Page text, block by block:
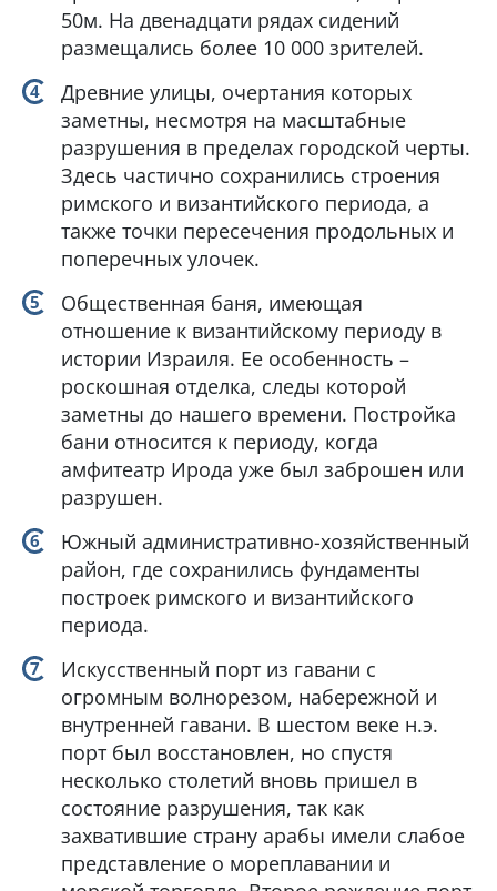
50м. На двенадцати рядах сидений
размещались более 10 000 зрителей.
Древние улицы, очертания которых
заметны, несмотря на масштабные
разрушения в пределах городской черты.
Здесь частично сохранились строения
римского и византийского периода, а
также точки пересечения продольных и
поперечных улочек.
Общественная баня, имеющая
отношение к византийскому периоду в
истории Израиля. Ее особенность –
роскошная отделка, следы которой
заметны до нашего времени. Постройка
бани относится к периоду, когда
амфитеатр Ирода уже был заброшен или
разрушен.
Южный административно-хозяйственный
район, где сохранились фундаменты
построек римского и византийского
периода.
Искусственный порт из гавани с
огромным волнорезом, набережной и
внутренней гавани. В шестом веке н.э.
порт был восстановлен, но спустя
несколько столетий вновь пришел в
состояние разрушения, так как
захватившие страну арабы имели слабое
представление о мореплавании и